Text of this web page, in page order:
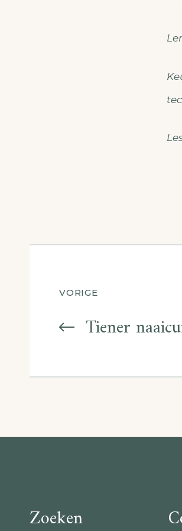
Berichtnavigatie
VORIGE
Tiener
Zoeken